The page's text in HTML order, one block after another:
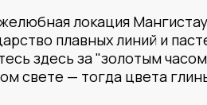
локация
плавных линий и
здесь за "золотым
свете — тогда цвета